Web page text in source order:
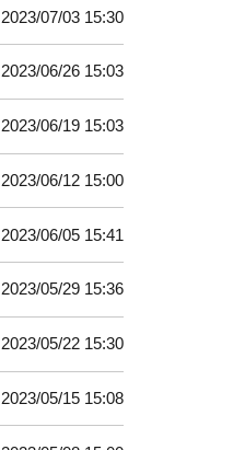
2023/07/03 15:30
2023/06/26 15:03
2023/06/19 15:03
2023/06/12 15:00
2023/06/05 15:41
2023/05/29 15:36
2023/05/22 15:30
2023/05/15 15:08